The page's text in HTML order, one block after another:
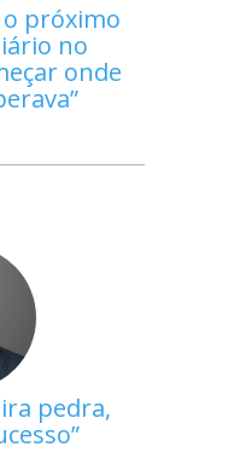
próximo
no
onde
pedra,